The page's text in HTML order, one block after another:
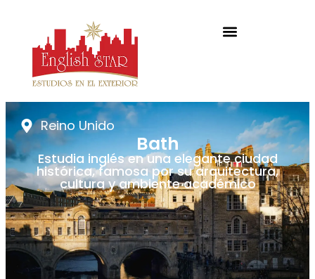
Reino Unido
Bath
Estudia inglés en una elegante ciudad
histórica, famosa por su arquitectura,
cultura y ambiente académico